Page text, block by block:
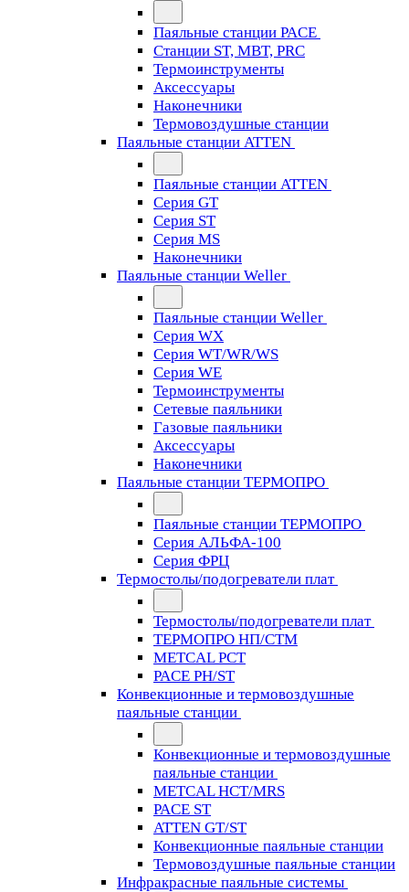
Паяльные станции PACE
Станции ST, MBT, PRC
Термоинструменты
Аксессуары
Наконечники
Термовоздушные станции
Паяльные станции ATTEN
Паяльные станции ATTEN
Серия GT
Серия ST
Серия MS
Наконечники
Паяльные станции Weller
Паяльные станции Weller
Серия WX
Серия WT/WR/WS
Серия WE
Термоинструменты
Сетевые паяльники
Газовые паяльники
Аксессуары
Наконечники
Паяльные станции ТЕРМОПРО
Паяльные станции ТЕРМОПРО
Серия АЛЬФА-100
Серия ФРЦ
Термостолы/подогреватели плат
Термостолы/подогреватели плат
ТЕРМОПРО НП/СТМ
METCAL PCT
PACE PH/ST
Конвекционные и термовоздушные
паяльные станции
Конвекционные и термовоздушные
паяльные станции
METCAL HCT/MRS
PACE ST
ATTEN GT/ST
Конвекционные паяльные станции
Термовоздушные паяльные станции
Инфракрасные паяльные системы